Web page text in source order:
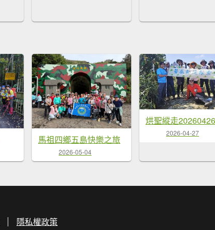
馬祖四鄉五島快樂之旅
2026-05-04
烘聖縱走20260426
2026-04-27
隱私權政策